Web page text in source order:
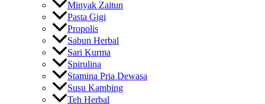
Minyak Zaitun
Pasta Gigi
Propolis
Sabun Herbal
Sari Kurma
Spirulina
Stamina Pria Dewasa
Susu Kambing
Teh Herbal